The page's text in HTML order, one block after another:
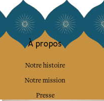
À propos
Notre histoire
Notre mission
Presse